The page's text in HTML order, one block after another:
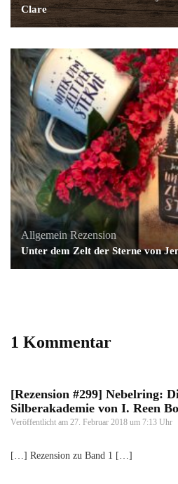
Clare
Allgemein Rezension
Unter dem Zelt der Sterne von
1 Kommentar
[Rezension #299] Nebelring:
Silberakademie von I. Reen
Veröffentlicht am 27. Februar 2018 um 7:13 Uhr
[…] Rezension zu Band 1 […]